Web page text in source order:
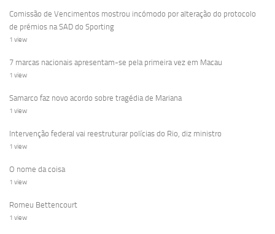
Comissão de Vencimentos mostrou incómodo por alteração do protocolo
de prémios na SAD do Sporting
1 view
7 marcas nacionais apresentam-se pela primeira vez em Macau
1 view
Samarco faz novo acordo sobre tragédia de Mariana
1 view
Intervenção federal vai reestruturar polícias do Rio, diz ministro
1 view
O nome da coisa
1 view
Romeu Bettencourt
1 view